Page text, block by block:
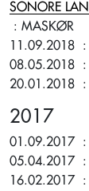
SONORE
: MASKØR
11.09.2018 :
08.05.2018 :
20.01.2018 :
2017
01.09.2017 :
05.04.2017 :
16.02.2017 :